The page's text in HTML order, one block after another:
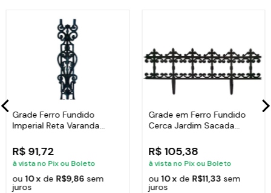
Grade Ferro Fundido
Imperial Reta Varanda
R$ 91,72
à vista no Pix ou Boleto
ou10 x de R$9,86 sem
juros
Grade em Ferro Fundido
Cerca Jardim Sacada
R$ 105,38
à vista no Pix ou Boleto
ou 10 x de R$11,33 sem
juros